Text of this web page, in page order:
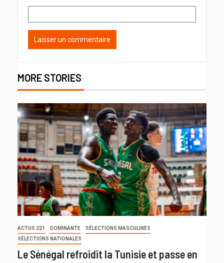
MORE STORIES
ACTUS 221 DOMINANTE
SÉLECTIONS MASCULINES
SÉLECTIONS NATIONALES
Le Sénégal refroidit la Tunisie et passe en